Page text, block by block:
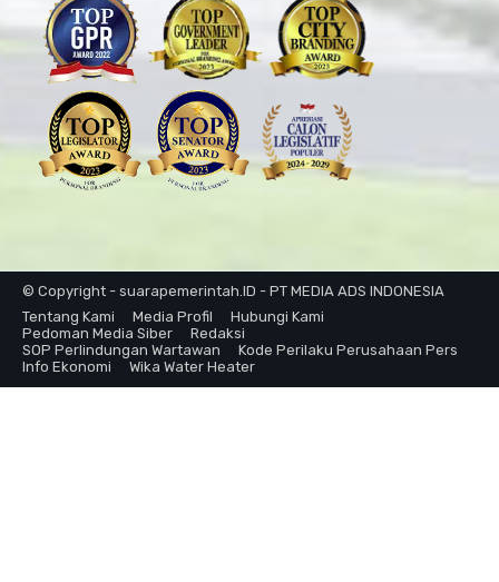
© Copyright - suarapemerintah.ID - PT MEDIA ADS INDONESIA
Tentang Kami
Media Profil
Hubungi Kami
Pedoman Media Siber
Redaksi
SOP Perlindungan Wartawan
Kode Perilaku Perusahaan Pers
Info Ekonomi
Wika Water Heater